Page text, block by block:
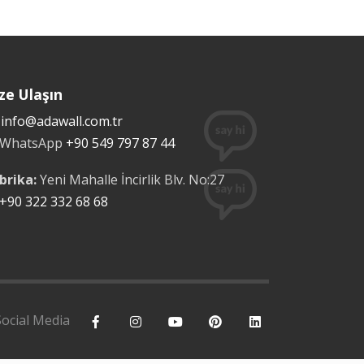
Ulaşın
info@adawall.com.tr
WhatsApp +90 549 797 87 44
Yeni Mahalle İncirlik Blv. No:27
+90 322 332 68 68
Media